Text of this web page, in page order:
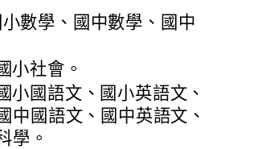
數學、國中數學、國中
小社會。
小國語文、國小英語文、
中國語文、國中英語文、
學。